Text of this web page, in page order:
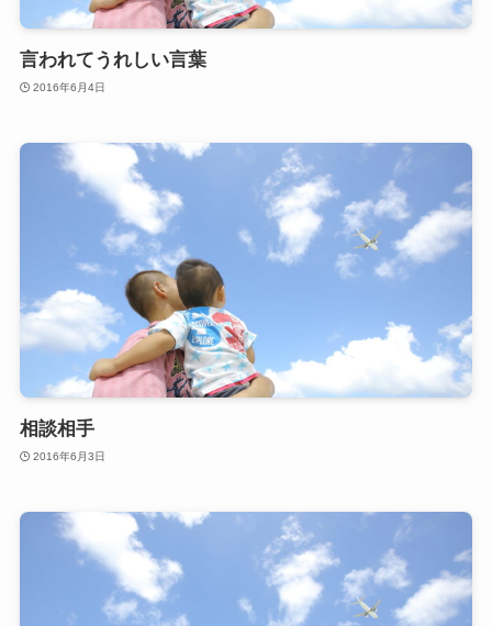
言われてうれしい言葉
2016年6月4日
相談相手
2016年6月3日